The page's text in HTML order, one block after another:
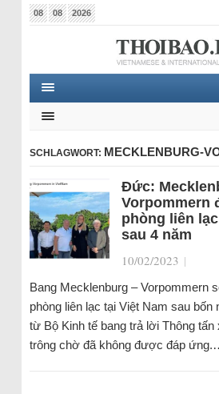
08 08 2026
SCHLAGWORT: MECKLENBURG-
Đức:
Vorpommern
phòng liên
sau 4 năm
10/02/2023 |
Bang Mecklenburg – Vorpommern
phòng liên lạc tại Việt Nam sau bốn
từ Bộ Kinh tế bang trả lời Thông
trông chờ đã không được đáp